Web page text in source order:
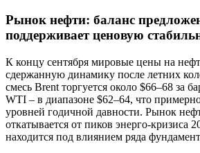
Рынок нефти: баланс
поддерживает ценовую
К концу сентября мировые цены на
сдержанную динамику после летних
смесь Brent торгуется около $66–68 за
WTI – в диапазоне $62–64, что
уровней годичной давности. Рынок
откатывается от пиков энерго-кризиса
находится под влиянием ряда